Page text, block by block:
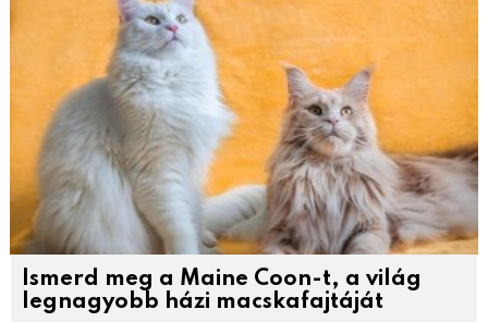
Ismerd meg a Maine Coon-t, a világ
legnagyobb házi macskafajtáját